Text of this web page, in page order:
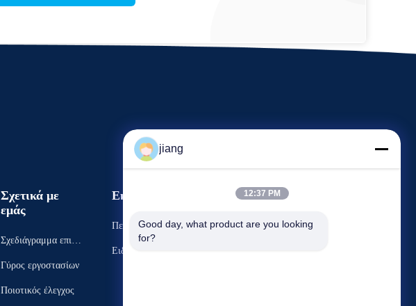
Σχετικά με
εμάς
Σχεδιάγραμμα επιχεί
Γύρος εργοστασίων
Ποιοτικός έλεγχος
Εκδηλώσεις
Περιπτώσεις
Ειδήσεις
jiang
12:37 PM
Good day, what product are you looking
for?